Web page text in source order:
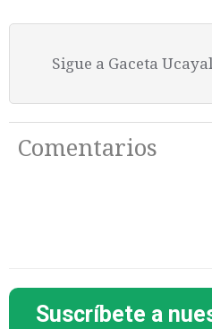
Sigue a Gaceta
Comentarios
Suscríbete a